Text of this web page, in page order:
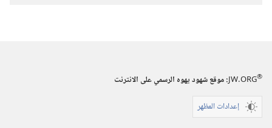
الدراسية)‏
JW.ORG®
:‏ موقع شهود يهوه الرسمي على الانترنت
إعدادات المظهر